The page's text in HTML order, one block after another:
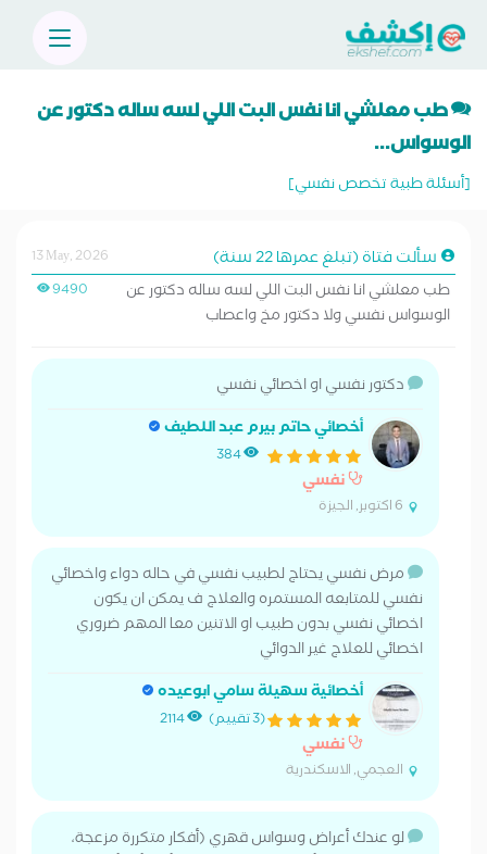
طب معلشي انا نفس البت اللي لسه ساله دكتور عن
الوسواس...
[أسئلة طبية تخصص نفسي]
سألت فتاة (تبلغ عمرها 22 سنة)
13 May, 2026
9490
طب معلشي انا نفس البت اللي لسه ساله دكتور عن
الوسواس نفسي ولا دكتور مخ واعصاب
دكتور نفسي او اخصائي نفسي
أخصائي حاتم بيرم عبد اللطيف
384
نفسي
6 اكتوبر, الجيزة
مرض نفسي يحتاج لطبيب نفسي في حاله دواء واخصائي
نفسي للمتابعه المستمره والعلاج ف يمكن ان يكون
اخصائي نفسي بدون طبيب او الاتنين معا المهم ضروري
اخصائي للعلاج غير الدوائي
أخصائية سهيلة سامي ابوعيده
(3 تقييم) 2114
نفسي
العجمي, الاسكندرية
لو عندك أعراض وسواس قهري (أفكار متكررة مزعجة،